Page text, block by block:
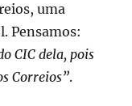
uma
Pensamos:
CIC dela, pois
Correios”.